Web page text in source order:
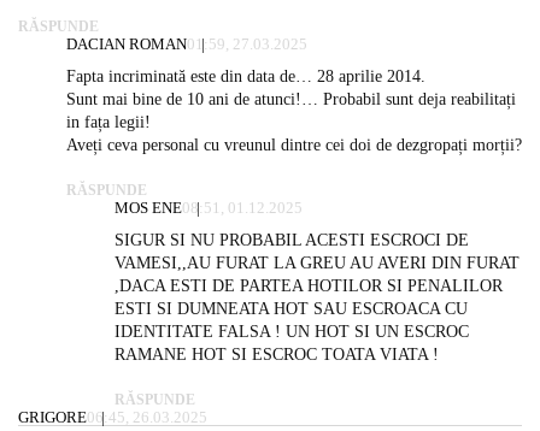
RĂSPUNDE
DACIAN ROMAN01:59, 27.03.2025
Fapta incriminată este din data de… 28 aprilie 2014.
Sunt mai bine de 10 ani de atunci!… Probabil sunt deja reabilitați
in fața legii!
Aveți ceva personal cu vreunul dintre cei doi de dezgropați morții?
RĂSPUNDE
MOS ENE08:51, 01.12.2025
SIGUR SI NU PROBABIL ACESTI ESCROCI DE
VAMESI,,AU FURAT LA GREU AU AVERI DIN FURAT
,DACA ESTI DE PARTEA HOTILOR SI PENALILOR
ESTI SI DUMNEATA HOT SAU ESCROACA CU
IDENTITATE FALSA ! UN HOT SI UN ESCROC
RAMANE HOT SI ESCROC TOATA VIATA !
RĂSPUNDE
GRIGORE06:45, 26.03.2025